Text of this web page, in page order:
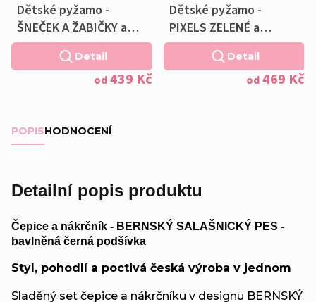
Dětské pyžamo -
ŠNEČEK A ŽABIČKY a
Polštářek ZDARMA
od439 Kč
Detail
Dětské pyžamo -
PIXELS ZELENÉ a
Polštářek ZDARMA
od469 Kč
Detail
POPISHODNOCENÍ
Detailní popis produktu
Čepice a nákrčník - BERNSKÝ SALAŠNICKÝ PES -
bavlněná černá podšívka
Styl, pohodlí a poctivá česká výroba v jednom
Sladěný set čepice a nákrčníku v designu BERNSKÝ